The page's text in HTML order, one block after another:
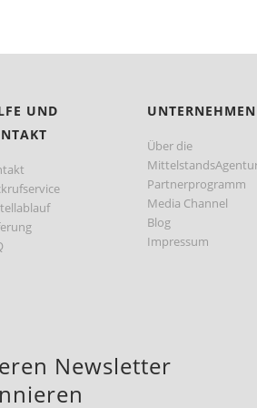
UND
UNTERNEHMEN
Über die
Partnerprogramm
Media Channel
Blog
Impressum
Newsletter